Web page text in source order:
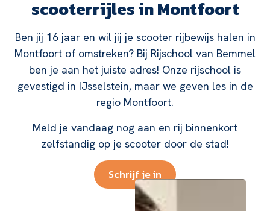
scooterrijles in Montfoort
Ben jij 16 jaar en wil jij je scooter rijbewijs halen in
Montfoort of omstreken? Bij Rijschool van Bemmel
ben je aan het juiste adres! Onze rijschool is
gevestigd in IJsselstein, maar we geven les in de
regio Montfoort.
Meld je vandaag nog aan en rij binnenkort
zelfstandig op je scooter door de stad!
Schrijf je in